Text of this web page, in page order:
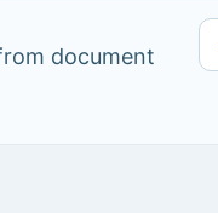
document